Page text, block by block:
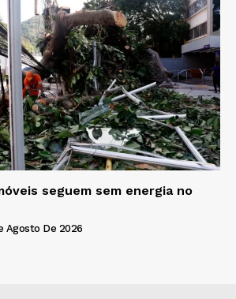
seguem sem energia no
Agosto De 2026